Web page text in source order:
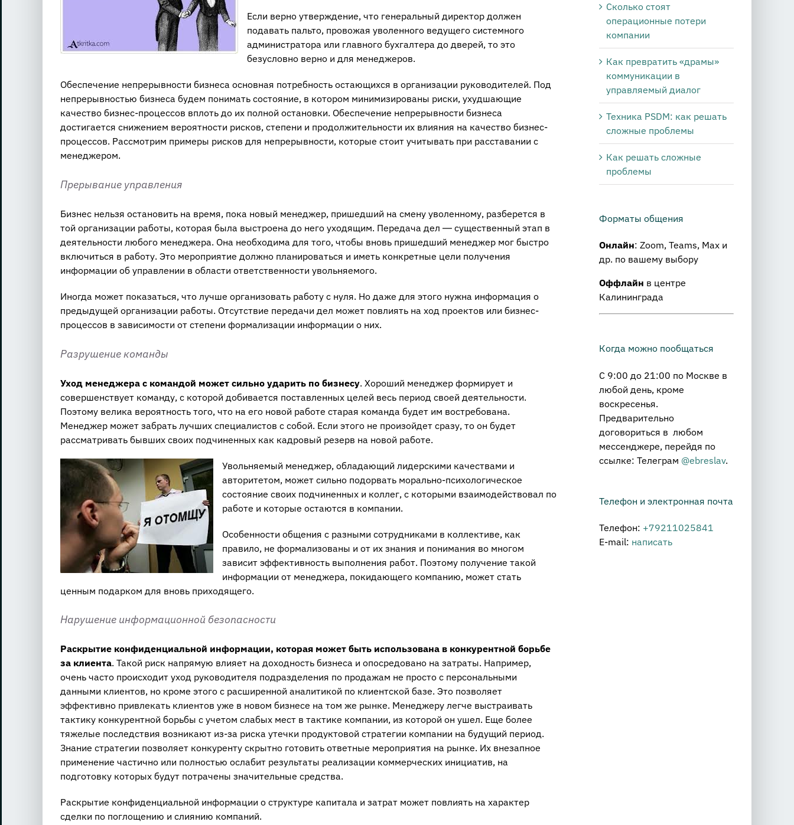
Если верно утверждение, что генеральный директор должен
подавать пальто, провожая уволенного ведущего системного
администратора или главного бухгалтера до дверей, то это
безусловно верно и для менеджеров.
Обеспечение непрерывности бизнеса основная потребность остающихся в организации руководителей. Под
непрерывностью бизнеса будем понимать состояние, в котором минимизированы риски, ухудшающие
качество бизнес-процессов вплоть до их полной остановки. Обеспечение непрерывности бизнеса
достигается снижением вероятности рисков, степени и продолжительности их влияния на качество бизнес-
процессов. Рассмотрим примеры рисков для непрерывности, которые стоит учитывать при расставании с
менеджером.
Прерывание управления
Бизнес нельзя остановить на время, пока новый менеджер, пришедший на смену уволенному, разберется в
той организации работы, которая была выстроена до него уходящим. Передача дел ― существенный этап в
деятельности любого менеджера. Она необходима для того, чтобы вновь пришедший менеджер мог быстро
включиться в работу. Это мероприятие должно планироваться и иметь конкретные цели получения
информации об управлении в области ответственности увольняемого.
Иногда может показаться, что лучше организовать работу с нуля. Но даже для этого нужна информация о
предыдущей организации работы. Отсутствие передачи дел может повлиять на ход проектов или бизнес-
процессов в зависимости от степени формализации информации о них.
Разрушение команды
Уход менеджера с командой может сильно ударить по бизнесу. Хороший менеджер формирует и
совершенствует команду, с которой добивается поставленных целей весь период своей деятельности.
Поэтому велика вероятность того, что на его новой работе старая команда будет им востребована.
Менеджер может забрать лучших специалистов с собой. Если этого не произойдет сразу, то он будет
рассматривать бывших своих подчиненных как кадровый резерв на новой работе.
Увольняемый менеджер, обладающий лидерскими качествами и
авторитетом, может сильно подорвать морально-психологическое
состояние своих подчиненных и коллег, с которыми взаимодействовал по
работе и которые остаются в компании.
Особенности общения с разными сотрудниками в коллективе, как
правило, не формализованы и от их знания и понимания во многом
зависит эффективность выполнения работ. Поэтому получение такой
информации от менеджера, покидающего компанию, может стать
ценным подарком для вновь приходящего.
Нарушение информационной безопасности
Раскрытие конфиденциальной информации, которая может быть использована в конкурентной борьбе
за клиента. Такой риск напрямую влияет на доходность бизнеса и опосредовано на затраты. Например,
очень часто происходит уход руководителя подразделения по продажам не просто с персональными
данными клиентов, но кроме этого с расширенной аналитикой по клиентской базе. Это позволяет
эффективно привлекать клиентов уже в новом бизнесе на том же рынке. Менеджеру легче выстраивать
тактику конкурентной борьбы с учетом слабых мест в тактике компании, из которой он ушел. Еще более
тяжелые последствия возникают из-за риска утечки продуктовой стратегии компании на будущий период.
Знание стратегии позволяет конкуренту скрытно готовить ответные мероприятия на рынке. Их внезапное
применение частично или полностью ослабит результаты реализации коммерческих инициатив, на
подготовку которых будут потрачены значительные средства.
Раскрытие конфиденциальной информации о структуре капитала и затрат может повлиять на характер
сделки по поглощению и слиянию компаний.
Сколько стоят
операционные потери
компании
Как превратить «драмы»
коммуникации в
управляемый диалог
Техника PSDM: как решать
сложные проблемы
Как решать сложные
проблемы
Форматы общения
Онлайн: Zoom, Teams, Max и
др. по вашему выбору
Оффлайн в центре
Калининграда
Когда можно пообщаться
С 9:00 до 21:00 по Москве в
любой день, кроме
воскресенья.
Предварительно
договориться в любом
мессенджере, перейдя по
ссылке: Телеграм @ebreslav.
Телефон и электронная почта
Телефон: +79211025841
E-mail: написать